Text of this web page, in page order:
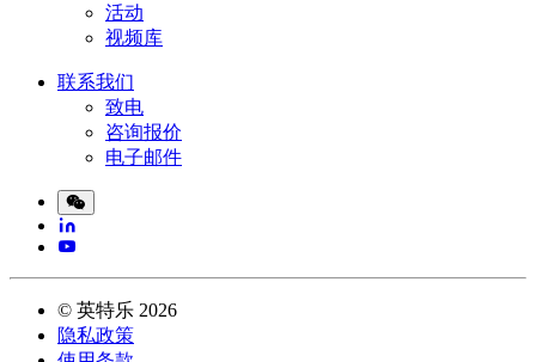
活动
视频库
联系我们
致电
咨询报价
电子邮件
© 英特乐 2026
隐私政策